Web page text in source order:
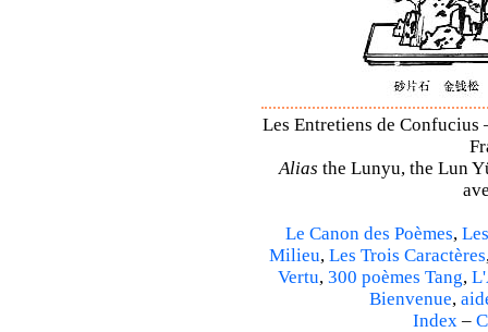
Les Entretiens de
Alias the Lunyu, the Lun
Le Canon des Poèmes,
Milieu, Les Trois Caractères
Vertu, 300 poèmes Tang,
Bienvenue,
Index –